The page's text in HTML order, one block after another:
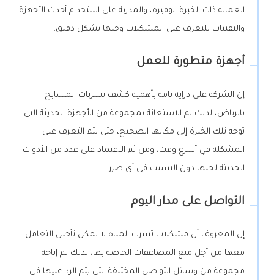
العمالة ذات الخبرة الوفيرة، والمدربة على استخدام أحدث الأجهزة
والتقنيات للتعرف على المشكلات وحلها بشكل دقيق.
أجهزة متطورة للعمل
إن الشركة على دراية تامة بأهمية كشف تسربات المسابح
بالرياض، لذلك تم الاستعانة بمجموعة من الأجهزة الحديثة التي
توجه تلك الخبرة إلى مكانها الصحيح، حتى يتم التعرف على
المشكلة في أسرع وقت، ومن ثم الاعتماد على عدد من الأدوات
الحديثة لحلها دون التسبب في أي ضرر.
التواصل على مدار اليوم
إن المعروف أن مشكلات تسرب المياه لا يمكن تأجيل التعامل
معها من أجل منع المضاعفات الخاصة بها، لذلك تم إتاحة
مجموعة من وسائل التواصل المختلفة التي يتم الرد عليها في